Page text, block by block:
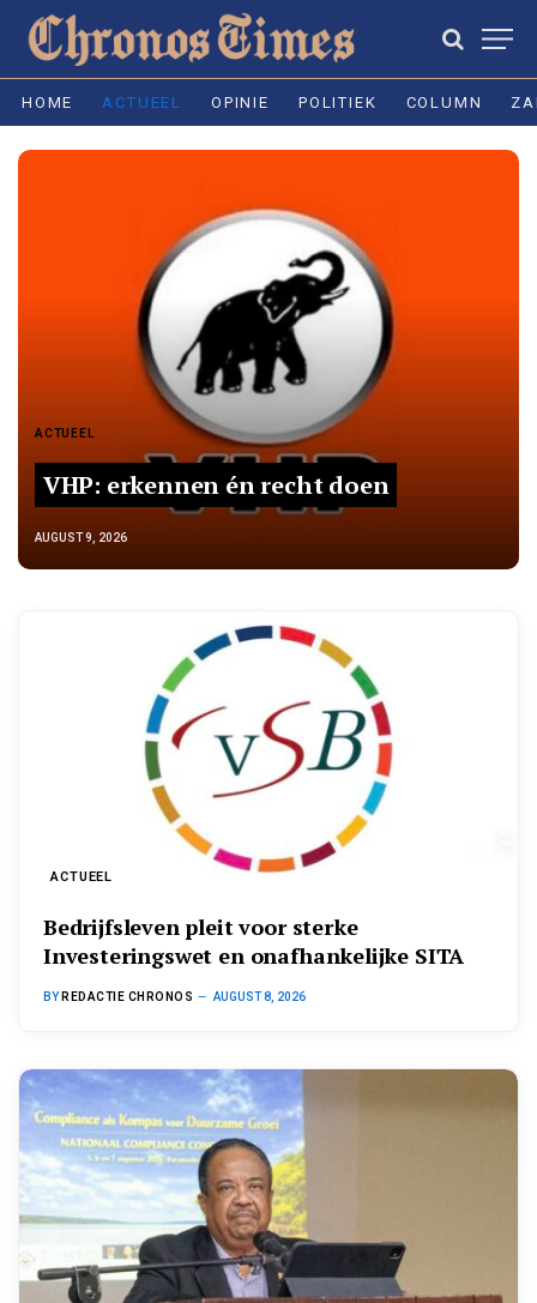
HOME ACTUEEL OPINIE POLITIEK COLUMN
ACTUEEL
VHP: erkennen én recht doen
AUGUST 9, 2026
ACTUEEL
Bedrijfsleven pleit voor sterke
Investeringswet en onafhankelijke SITA
BY REDACTIE CHRONOS AUGUST 8, 2026